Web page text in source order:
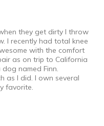
they get dirty I throw
I recently had total knee
with the comfort
as on trip to California
named Finn.
as I did. I own several
favorite.